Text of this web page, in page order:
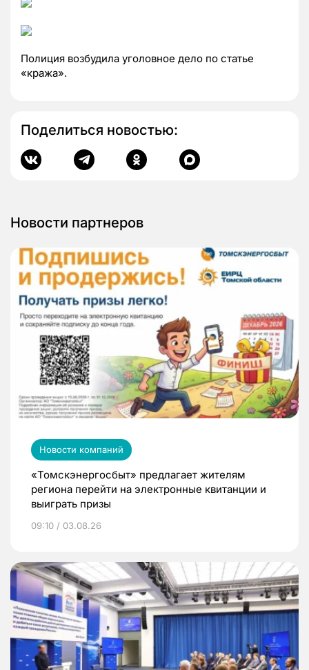
Полиция возбудила уголовное дело по статье
«кража».
Поделиться новостью:
Новости партнеров
Новости компаний
«Томскэнергосбыт» предлагает жителям
региона перейти на электронные квитанции и
выиграть призы
09:10 / 03.08.26